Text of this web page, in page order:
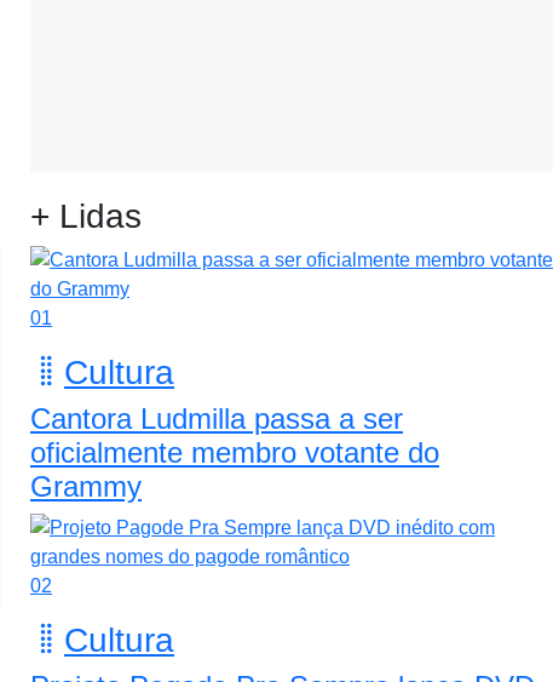
+ Lidas
01
Cultura
Cantora Ludmilla passa a ser
oficialmente membro votante do
Grammy
02
Cultura